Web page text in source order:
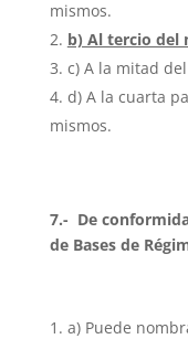
mismos.
b) Al tercio del
c) A la mitad
d) A la cuarta
mismos.
7.- De
de Bases de
a) Puede